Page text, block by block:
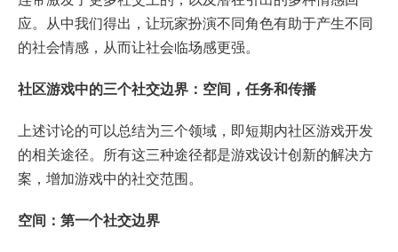
应。从中我们得出，让玩家扮演不同角色有助于产生不同
的社会情感，从而让社会临场感更强。
社区游戏中的三个社交边界：空间，任务和传播
上述讨论的可以总结为三个领域，即短期内社区游戏开发
的相关途径。所有这三种途径都是游戏设计创新的解决方
案，增加游戏中的社交范围。
空间：第一个社交边界